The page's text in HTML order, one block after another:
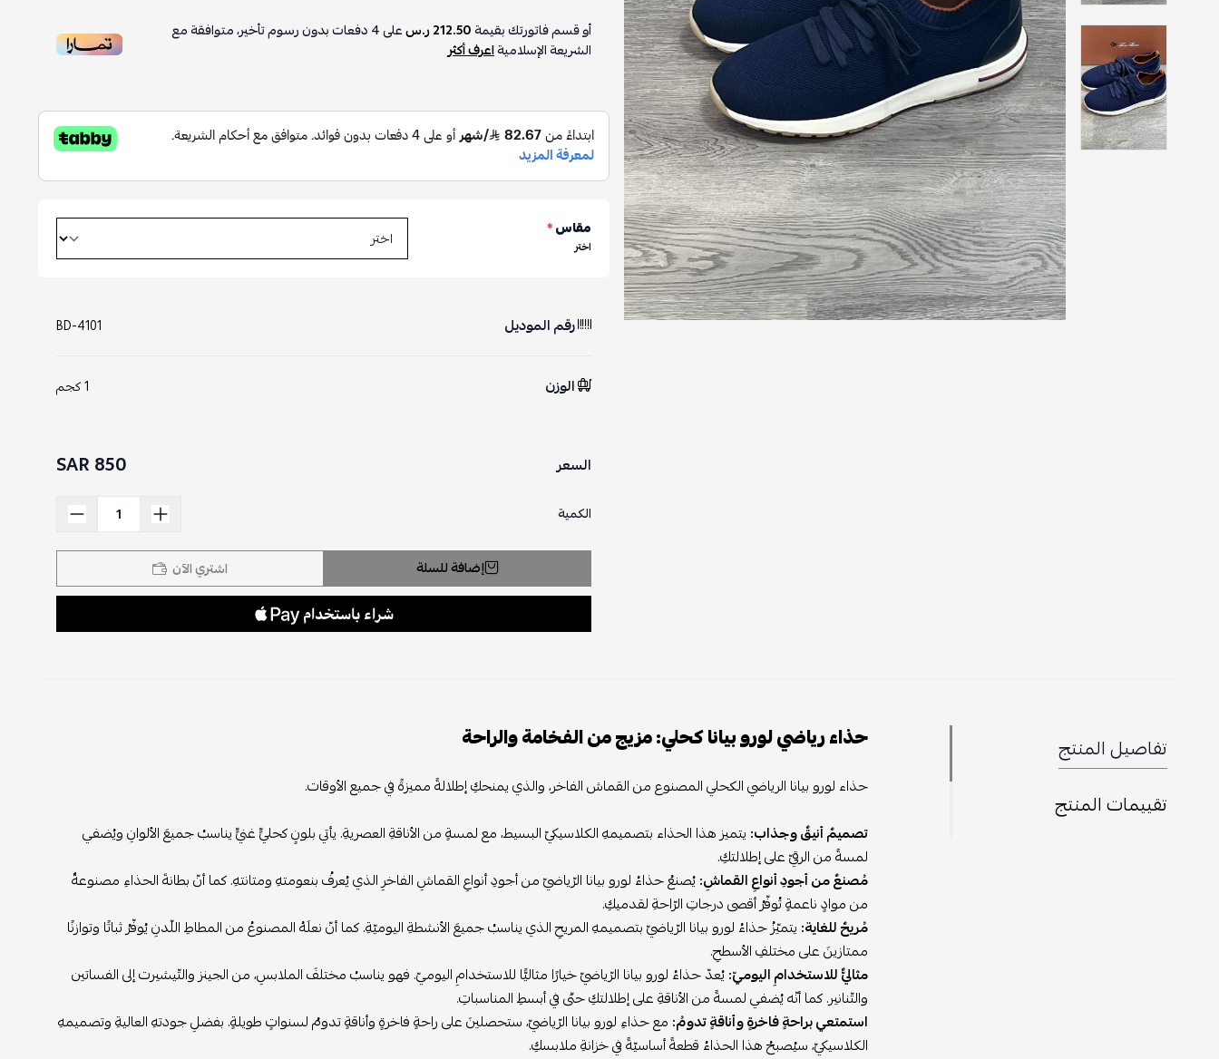
أو قسم فاتورتك بقيمة212.50 ر.س على4دفعات بدون رسوم تأخير، متوافقة مع
الشريعة الإسلاميةاعرف أكثر
مقاس*
اختر
رقم الموديل BD-4101
الوزن 1 كجم
السعر 850 SAR
الكمية
إضافة للسلة اشتري الآن
تفاصيل المنتج
تقييمات المنتج
حذاء رياضي لورو بيانا كحلي: مزيج من الفخامة والراحة
حذاء لورو بيانا الرياضي الكحلي المصنوع من القماش الفاخر، والذي يمنحكِ إطلالةً مميزةً في جميع الأوقات.
تصميمٌ أنيقٌ وجذاب: يتميز هذا الحذاء بتصميمهِ الكلاسيكيّ البسيط، مع لمسةٍ من الأناقةِ العصريةِ. يأتي بلونٍ كحليٍّ غنيٍّ يناسبُ جميعَ الألوانِ ويُضفي
لمسةً من الرقيّ على إطلالتكِ.
مُصنعٌ من أجودِ أنواعِ القماشِ:يُصنعُ حذاءُ لورو بيانا الرّياضيّ من أجودِ أنواعِ القماشِ الفاخرِ الذي يُعرفُ بنعومتهِ ومتانتهِ. كما أنّ بطانةَ الحذاءِ مصنوعةٌ
من موادٍ ناعمةٍ تُوفّرُ أقصى درجاتِ الرّاحةِ لقدميكِ.
مُريحٌ للغاية: يتميّزُ حذاءُ لورو بيانا الرّياضيّ بتصميمهِ المريحِ الذي يناسبُ جميعَ الأنشطةِ اليوميّةِ. كما أنّ نعلَهُ المصنوعُ من المطاطِ اللّدنِ يُوفّرُ ثباتًا وتوازنًا
ممتازينَ على مختلفِ الأسطحِ.
مثاليٌّ للاستخدامِ اليوميّ:يُعدّ حذاءُ لورو بيانا الرّياضيّ خيارًا مثاليًّا للاستخدامِ اليوميّ. فهو يناسبُ مختلفَ الملابسِ، من الجينز والتّيشيرت إلى الفساتين
والتّنانير. كما أنّه يُضفي لمسةً من الأناقةِ على إطلالتكِ حتّى في أبسطِ المناسباتِ.
استمتعي براحةٍ فاخرةٍ وأناقةٍ تدومُ: مع حذاءِ لورو بيانا الرّياضيّ، ستحصلينَ على راحةٍ فاخرةٍ وأناقةٍ تدومُ لسنواتٍ طويلةٍ. بفضلِ جودتهِ العاليةِ وتصميمهِ
الكلاسيكيّ، سيُصبحُ هذا الحذاءُ قطعةً أساسيّةً في خزانةِ ملابسكِ.